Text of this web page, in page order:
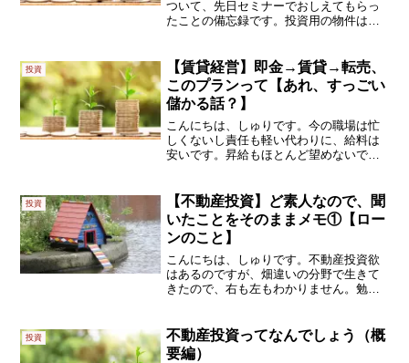
ついて、先日セミナーでおしえてもらっ
たことの備忘録です。投資用の物件は、
た。でもセミナーに参加して教えてもら
った選択肢は、こんな感じ...
投資
【賃貸経営】即金→賃貸→転売、
このプランって【あれ、すっごい
儲かる話？】
こんにちは、しゅりです。今の職場は忙
しくないし責任も軽い代わりに、給料は
安いです。昇給もほとんど望めないでし
あ、もちろん、早期リタイアの布石でも
ありますけど(*^▽^*)...
投資
【不動産投資】ど素人なので、聞
いたことをそのままメモ①【ロー
ンのこと】
こんにちは、しゅりです。不動産投資欲
はあるのですが、畑違いの分野で生きて
きたので、右も左もわかりません。勉強
に、自分で管理できる時間も多くはなく
（なにせ、働いてお給料を...
投資
不動産投資ってなんでしょう（概
要編）